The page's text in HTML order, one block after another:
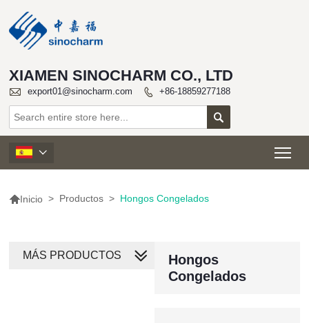
XIAMEN SINOCHARM CO., LTD
 export01@sinocharm.com  +86-18859277188


Inicio > Productos > Hongos Congelados
Hongos
Congelados
MÁS PRODUCTOS